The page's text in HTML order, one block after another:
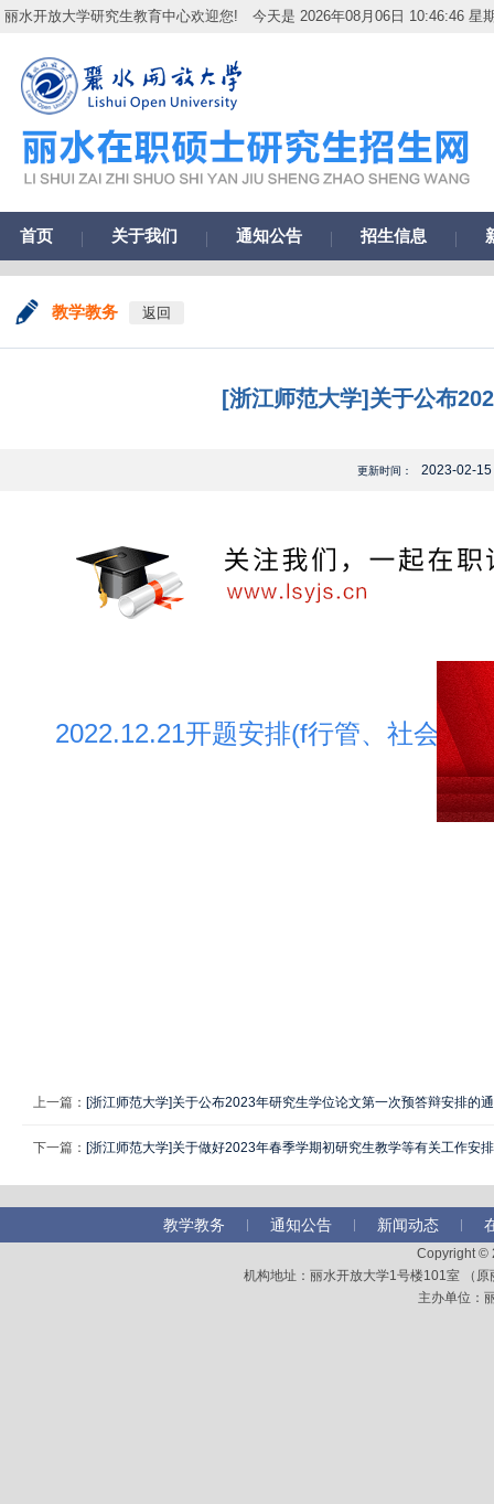
丽水开放大学研究生教育中心欢迎您! 今天是 2026年08月06日 10:46:47 星
首页 关于我们 通知公告 招生信息
教学教务 返回
[浙江师范大学]关于公布
更新时间： 2023-02-
2022.12.21开题安排(f行管、社会学
上一篇： [浙江师范大学]关于公布2023年研究生学位论文第一次预答辩安排的
下一篇： [浙江师范大学]关于做好2023年春季学期初研究生教学等有关工作安
教学教务 通知公告 新闻动态
Copyright
机构地址：丽水开放大学1号楼101室 （
主办单位